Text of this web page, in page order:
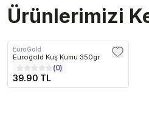
Ürünlerimizi
EuroGold
Eurogold Kuş Kumu 350gr
(0)
39.90 TL